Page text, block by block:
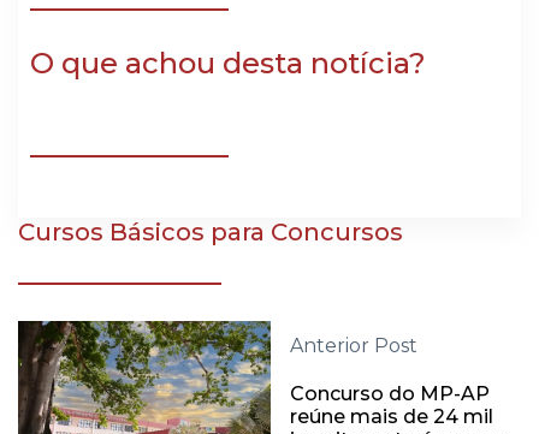
O que achou desta notícia?
Cursos Básicos para Concursos
Anterior Post
Concurso do MP-AP
reúne mais de 24 mil